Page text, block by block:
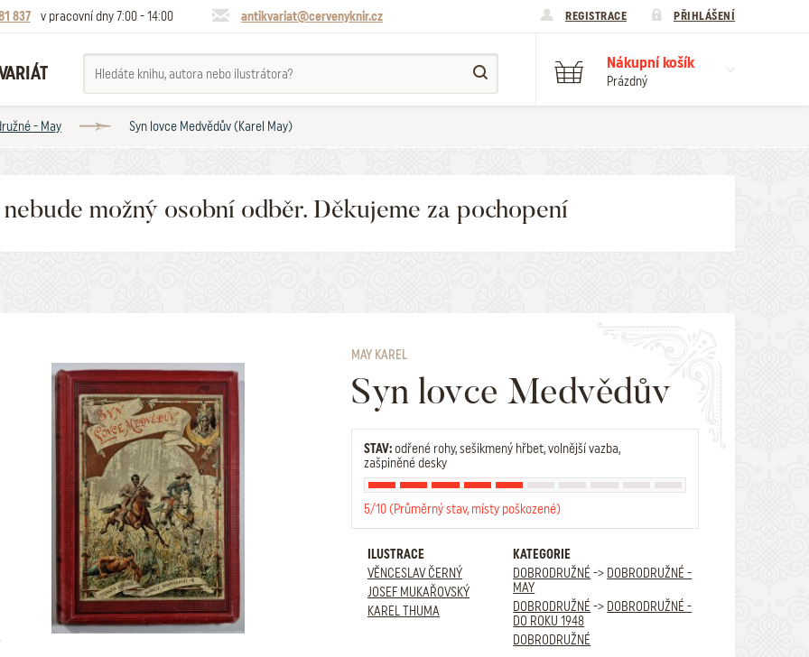
837 v pracovní dny 7:00 - 14:00 antikvariat@cervenyknir.cz REGISTRACE PŘIHLÁŠENÍ
Nákupní košík
Prázdný
- May Syn lovce Medvědův (Karel May)
možný osobní odběr. Děkujeme za pochopení
MAY KAREL
Syn lovce Medvědův
STAV:odřené rohy, sešikmený hřbet, volnější vazba,
zašpiněné desky
5/10 (Průměrný stav, místy poškozené)
ILUSTRACE
VĚNCESLAV ČERNÝ
JOSEF MUKAŘOVSKÝ
KAREL THUMA
KATEGORIE
DOBRODRUŽNÉ -> DOBRODRUŽNÉ -
MAY
DOBRODRUŽNÉ -> DOBRODRUŽNÉ -
DO ROKU 1948
DOBRODRUŽNÉ